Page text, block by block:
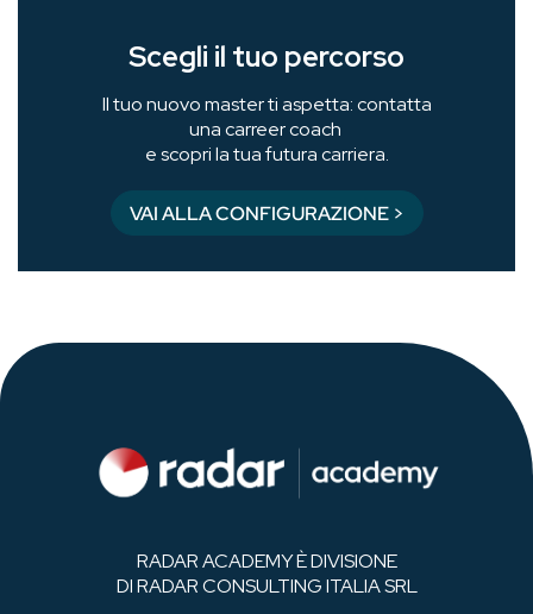
Scegli il tuo percorso
Il tuo nuovo master ti aspetta: contatta
una carreer coach
e scopri la tua futura carriera.
VAI ALLA CONFIGURAZIONE >
RADAR ACADEMY È DIVISIONE
DI RADAR CONSULTING ITALIA SRL